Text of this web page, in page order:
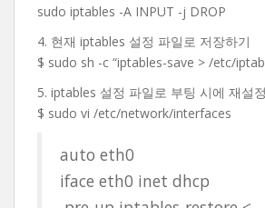
sudo iptables -A INPUT -j DROP
4. 현재 iptables 설정 파일로 저장하기
$ sudo sh -c “iptables-save > /etc/
5. iptables 설정 파일로 부팅 시에 재설
$ sudo vi /etc/network/interfaces
auto eth0
iface eth0 inet dhcp